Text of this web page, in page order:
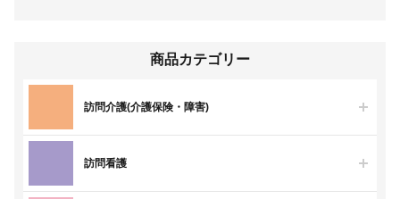
商品カテゴリー
訪問介護(介護保険・障害)
訪問看護